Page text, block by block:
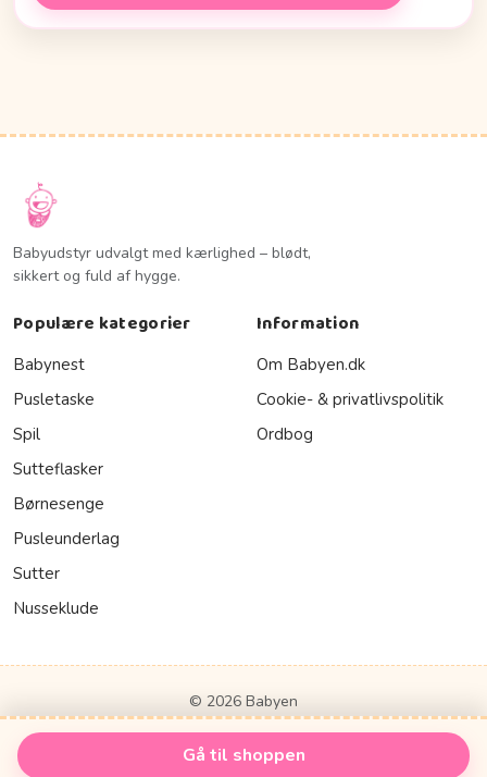
Gå til shoppen
Babyudstyr udvalgt med kærlighed – blødt,
sikkert og fuld af hygge.
Populære kategorier
Babynest
Pusletaske
Spil
Sutteflasker
Børnesenge
Pusleunderlag
Sutter
Nusseklude
Information
Om Babyen.dk
Cookie- & privatlivspolitik
Ordbog
© 2026 Babyen